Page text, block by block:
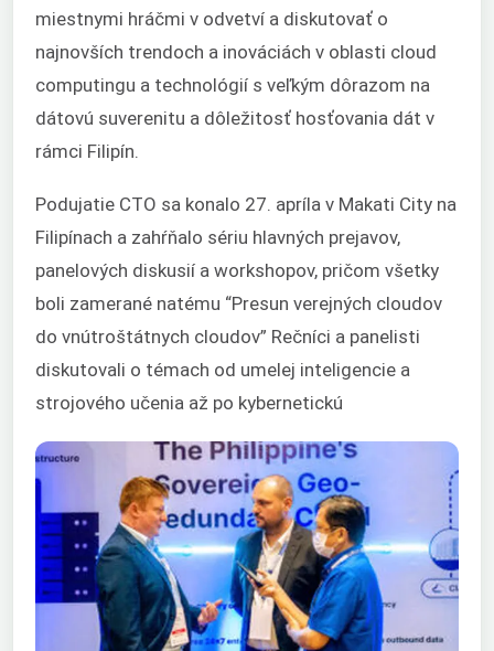
miestnymi hráčmi v odvetví a diskutovať o
najnovších trendoch a inováciách v oblasti cloud
computingu a technológií s veľkým dôrazom na
dátovú suverenitu a dôležitosť hosťovania dát v
rámci Filipín.
Podujatie CTO sa konalo 27. apríla v Makati City na
Filipínach a zahŕňalo sériu hlavných prejavov,
panelových diskusií a workshopov, pričom všetky
boli zamerané natému “Presun verejných cloudov
do vnútroštátnych cloudov” Rečníci a panelisti
diskutovali o témach od umelej inteligencie a
strojového učenia až po kybernetickú